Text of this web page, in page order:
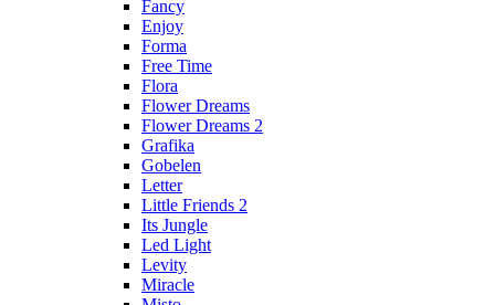
Fancy
Enjoy
Forma
Free Time
Flora
Flower Dreams
Flower Dreams 2
Grafika
Gobelen
Letter
Little Friends 2
Its Jungle
Led Light
Levity
Miracle